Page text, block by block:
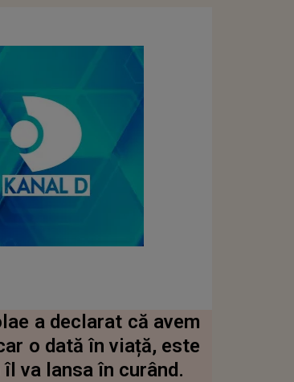
a declarat că avem
o dată în viață, este
va lansa în curând.